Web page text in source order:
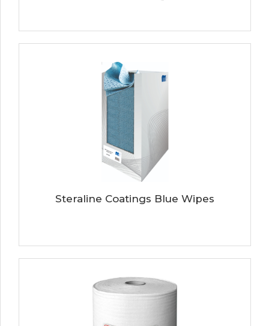
Steraline Coatings Blue Wipes